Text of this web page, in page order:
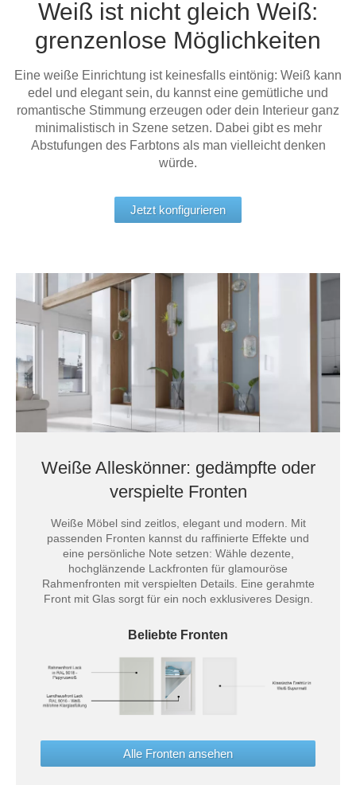
Weiß ist nicht gleich Weiß:
grenzenlose Möglichkeiten
Eine weiße Einrichtung ist keinesfalls eintönig: Weiß kann
edel und elegant sein, du kannst eine gemütliche und
romantische Stimmung erzeugen oder dein Interieur ganz
minimalistisch in Szene setzen. Dabei gibt es mehr
Abstufungen des Farbtons als man vielleicht denken
würde.
Jetzt konfigurieren
Weiße Alleskönner: gedämpfte oder
verspielte Fronten
Weiße Möbel sind zeitlos, elegant und modern. Mit
passenden Fronten kannst du raffinierte Effekte und
eine persönliche Note setzen: Wähle dezente,
hochglänzende Lackfronten für glamouröse
Rahmenfronten mit verspielten Details. Eine gerahmte
Front mit Glas sorgt für ein noch exklusiveres Design.
Beliebte Fronten
Alle Fronten ansehen
Tische & Bänke
Vitrinen
Wandboards